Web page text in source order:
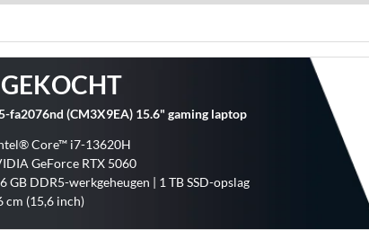
fa2076nd (CM3X9EA) 15.6" gaming laptop
Core™ i7-13620H
GeForce RTX 5060
GB DDR5-werkgeheugen | 1 TB SSD-opslag
cm (15,6 inch)